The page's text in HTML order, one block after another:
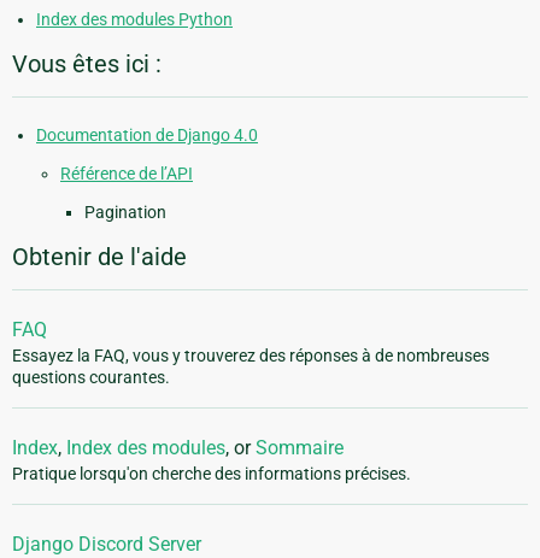
Index des modules Python
Vous êtes ici :
Documentation de Django 4.0
Référence de l’API
Pagination
Obtenir de l'aide
FAQ
Essayez la FAQ, vous y trouverez des réponses à de nombreuses
questions courantes.
Index, Index des modules, orSommaire
Pratique lorsqu'on cherche des informations précises.
Django Discord Server